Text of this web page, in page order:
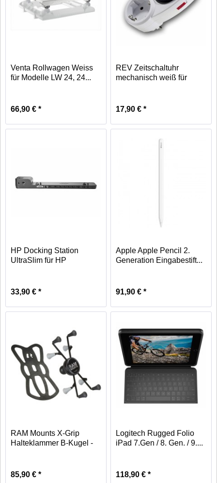
Venta Rollwagen Weiss
für Modelle LW 24, 24...
66,90 € *
REV Zeitschaltuhr
mechanisch weiß für
17,90 € *
HP Docking Station
UltraSlim für HP
33,90 € *
Apple Apple Pencil 2.
Generation Eingabestift...
91,90 € *
RAM Mounts X-Grip
Halteklammer B-Kugel -
85,90 € *
Logitech Rugged Folio
iPad 7.Gen / 8. Gen. / 9....
118,90 € *